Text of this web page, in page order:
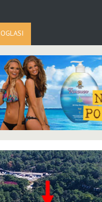
OGLASI